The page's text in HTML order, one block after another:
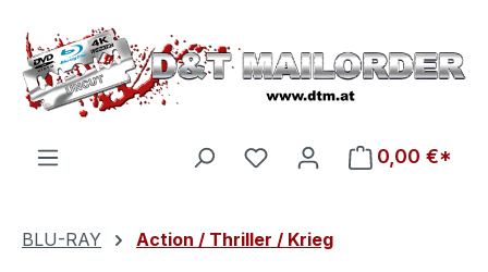
Zum Hauptinhalt springen
Du hast 0 Produkte auf
0,00 €*
BLU-RAY Action / Thriller / Krieg